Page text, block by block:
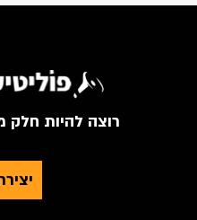
רוצה להיות חלק